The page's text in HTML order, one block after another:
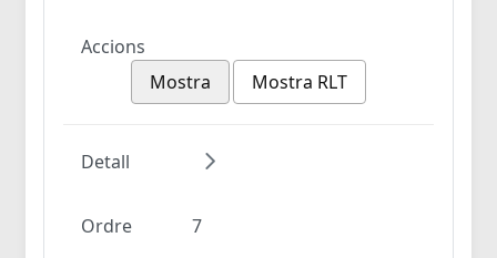
Accions
Mostra
Mostra RLT
Detall
Ordre 7